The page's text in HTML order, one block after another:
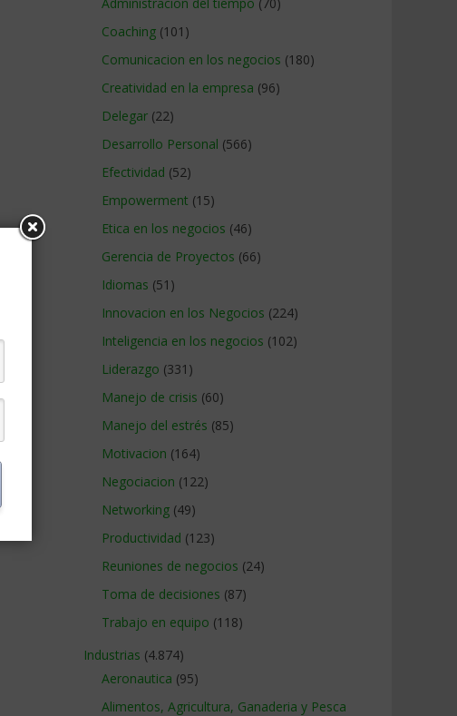
Coaching (101)
Comunicacion en los negocios (180)
Creatividad en la empresa (96)
Delegar (22)
Desarrollo Personal (566)
Efectividad (52)
Empowerment (15)
Etica en los negocios (46)
Gerencia de Proyectos (66)
Idiomas (51)
Innovacion en los Negocios (224)
Inteligencia en los negocios (102)
Liderazgo (331)
Manejo de crisis (60)
Manejo del estrés (85)
Motivacion (164)
Negociacion (122)
Networking (49)
Productividad (123)
Reuniones de negocios (24)
Toma de decisiones (87)
Trabajo en equipo (118)
Industrias (4.874)
Aeronautica (95)
Alimentos, Agricultura, Ganaderia y Pesca